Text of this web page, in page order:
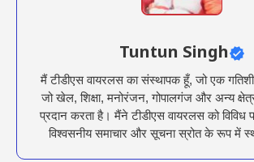
Tuntun Singh
मैं टीडीएस वायरलस का संस्थापक हूँ, जो एक
जो खेल, शिक्षा, मनोरंजन, गोपालगंज और अन्य
प्रदान करता है। मैंने टीडीएस वायरलस को विविध
विश्वसनीय समाचार और सूचना स्रोत के रूप में